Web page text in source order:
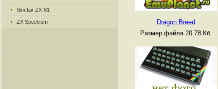
Sinclair ZX-81
ZX Spectrum
Dragon Breed
Размер файла 20.78 Кб.